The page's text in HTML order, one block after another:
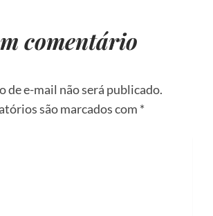
comentário
de e-mail não será publicado.
são marcados com *